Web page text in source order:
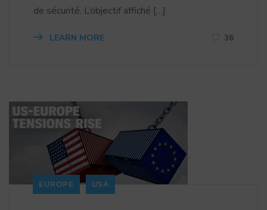
de sécurité. L’objectif affiché […]
LEARN MORE 36
EUROPE USA